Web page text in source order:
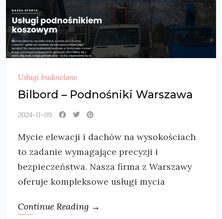
Usługi budowlane
Bilbord – Podnośniki Warszawa
2024-11-09
Mycie elewacji i dachów na wysokościach
to zadanie wymagające precyzji i
bezpieczeństwa. Nasza firma z Warszawy
oferuje kompleksowe usługi mycia
Continue Reading →